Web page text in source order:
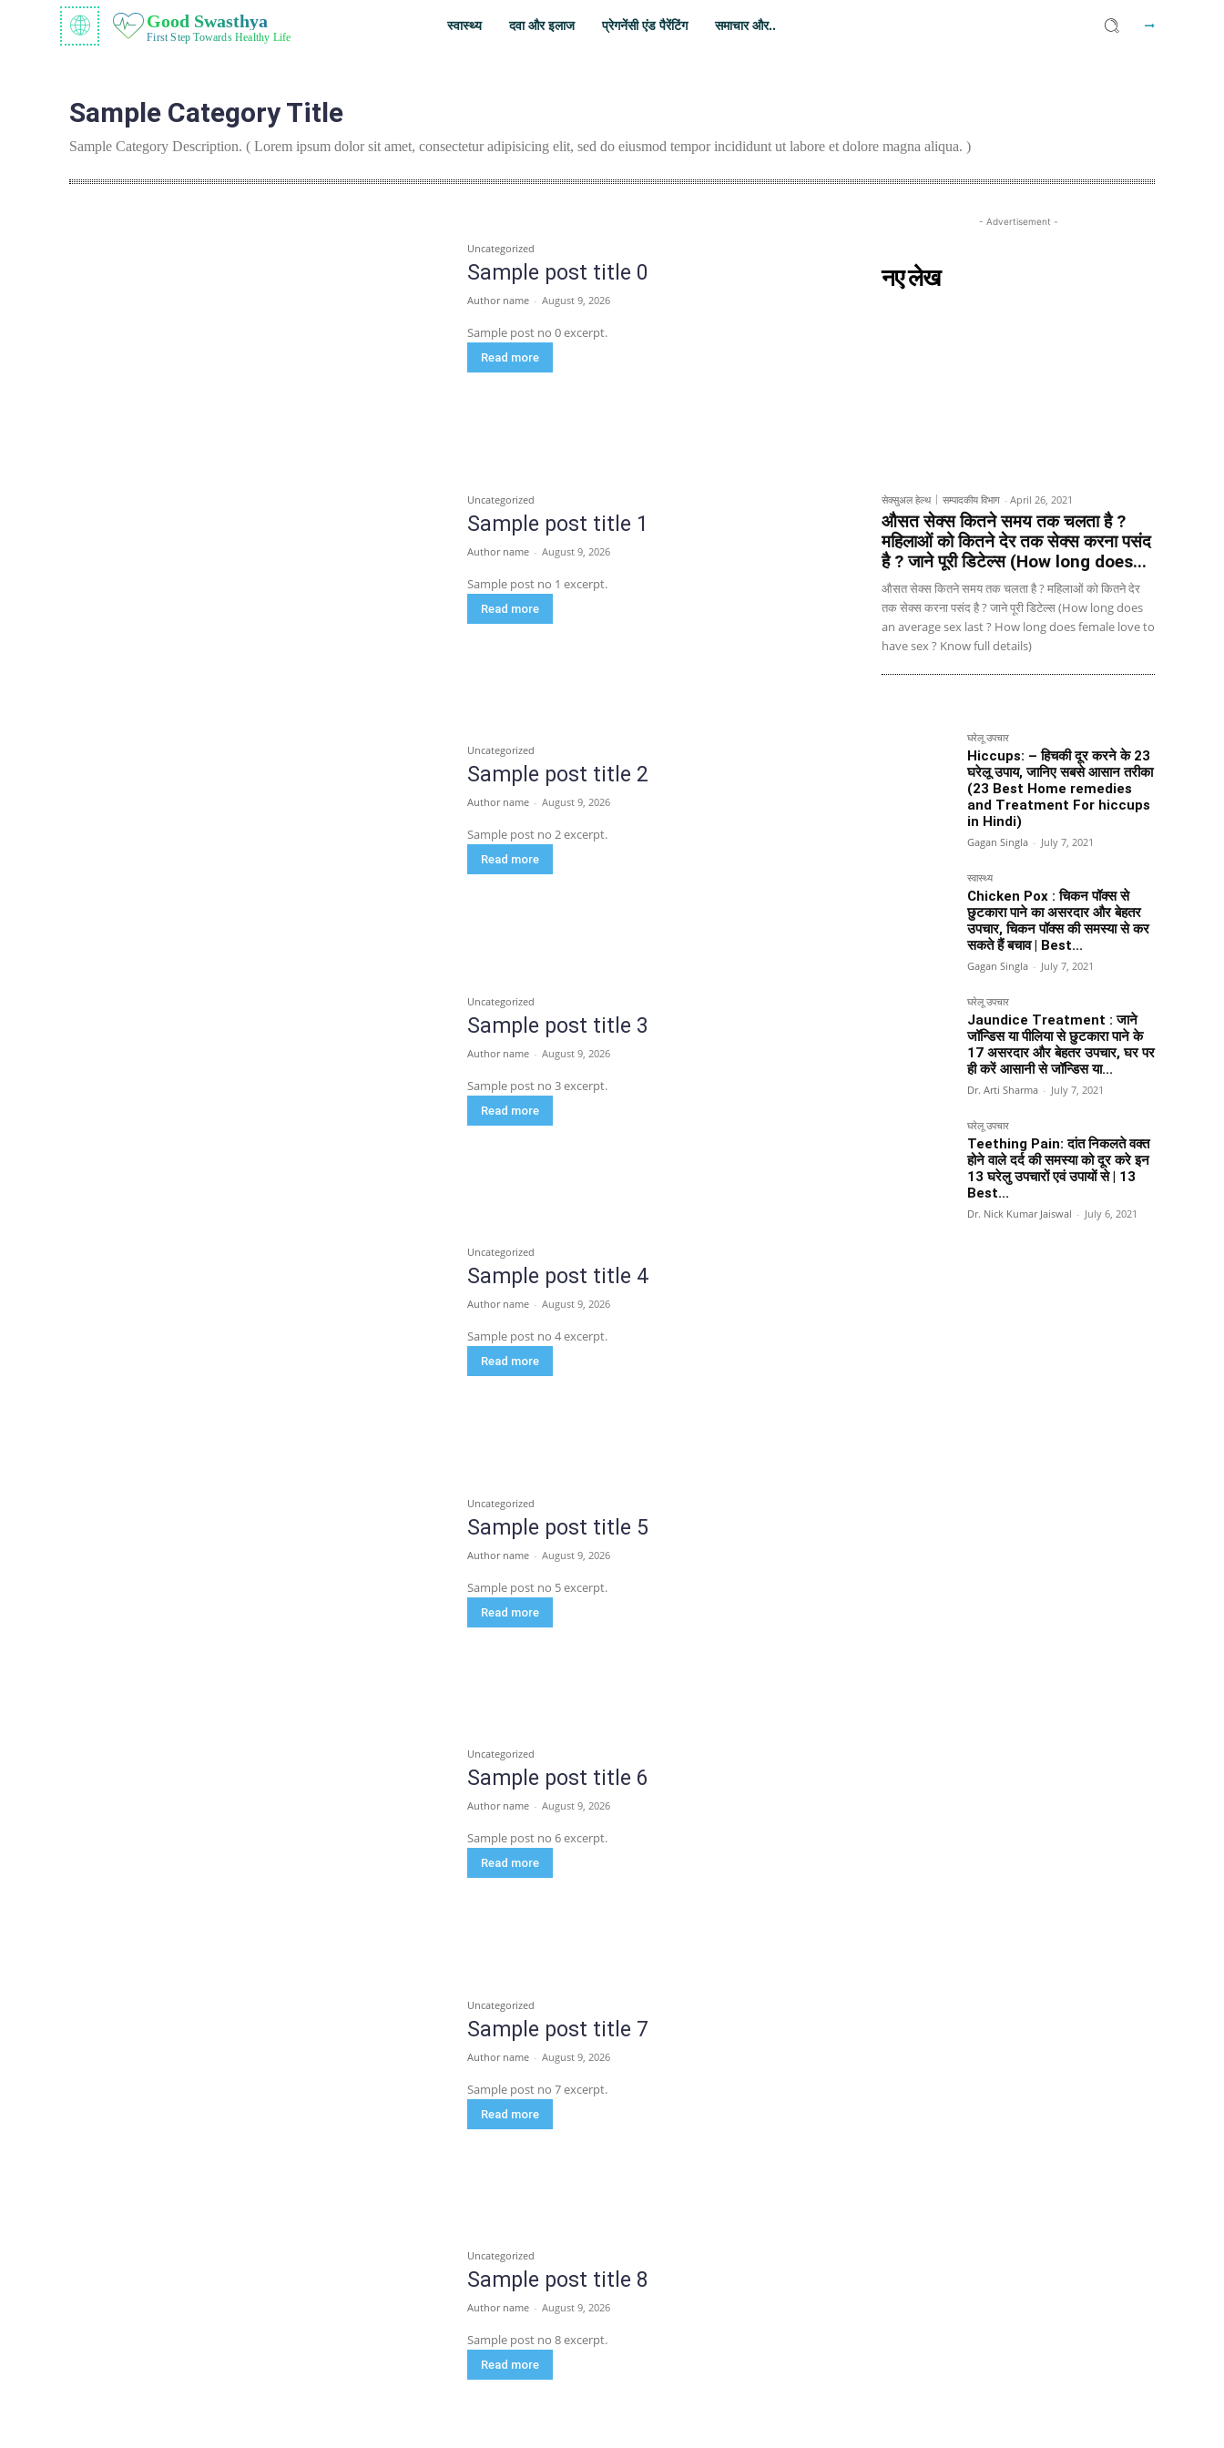
Good Swasthya
First Step Towards Healthy Life
स्वास्थ्य दवा और इलाज प्रेगनेंसी एंड पैरेंटिंग समाचार और..
Sample Category Title
Sample Category Description. ( Lorem ipsum dolor sit amet, consectetur adipisicing elit, sed do eiusmod tempor incididunt ut labore et dolore magna aliqua. )
Uncategorized
Sample post title 0
Author name - August 9, 2026
Sample post no 0 excerpt.
Read more
Uncategorized
Sample post title 1
Author name - August 9, 2026
Sample post no 1 excerpt.
Read more
Uncategorized
Sample post title 2
Author name - August 9, 2026
Sample post no 2 excerpt.
Read more
Uncategorized
Sample post title 3
Author name - August 9, 2026
Sample post no 3 excerpt.
Read more
Uncategorized
Sample post title 4
Author name - August 9, 2026
Sample post no 4 excerpt.
Read more
Uncategorized
Sample post title 5
Author name - August 9, 2026
Sample post no 5 excerpt.
Read more
Uncategorized
Sample post title 6
Author name - August 9, 2026
Sample post no 6 excerpt.
Read more
Uncategorized
Sample post title 7
Author name - August 9, 2026
Sample post no 7 excerpt.
Read more
Uncategorized
Sample post title 8
Author name - August 9, 2026
Sample post no 8 excerpt.
Read more
- Advertisement -
नए लेख
सेक्सुअल हेल्थ सम्पादकीय विभाग - April 26, 2021
औसत सेक्स कितने समय तक चलता है ?
महिलाओं को कितने देर तक सेक्स करना पसंद
है ? जाने पूरी डिटेल्स (How long does...
औसत सेक्स कितने समय तक चलता है ? महिलाओं को कितने देर
तक सेक्स करना पसंद है ? जाने पूरी डिटेल्स (How long does
an average sex last ? How long does female love to
have sex ? Know full details)
घरेलू उपचार
Hiccups: – हिचकी दूर करने के 23
घरेलू उपाय, जानिए सबसे आसान तरीका
(23 Best Home remedies
and Treatment For hiccups
in Hindi)
Gagan Singla - July 7, 2021
स्वास्थ्य
Chicken Pox : चिकन पॉक्स से
छुटकारा पाने का असरदार और बेहतर
उपचार, चिकन पॉक्स की समस्या से कर
सकते हैं बचाव | Best...
Gagan Singla - July 7, 2021
घरेलू उपचार
Jaundice Treatment : जाने
जॉन्डिस या पीलिया से छुटकारा पाने के
17 असरदार और बेहतर उपचार, घर पर
ही करें आसानी से जॉन्डिस या...
Dr. Arti Sharma - July 7, 2021
घरेलू उपचार
Teething Pain: दांत निकलते वक्त
होने वाले दर्द की समस्या को दूर करे इन
13 घरेलु उपचारों एवं उपायों से | 13
Best...
Dr. Nick Kumar Jaiswal - July 6, 2021